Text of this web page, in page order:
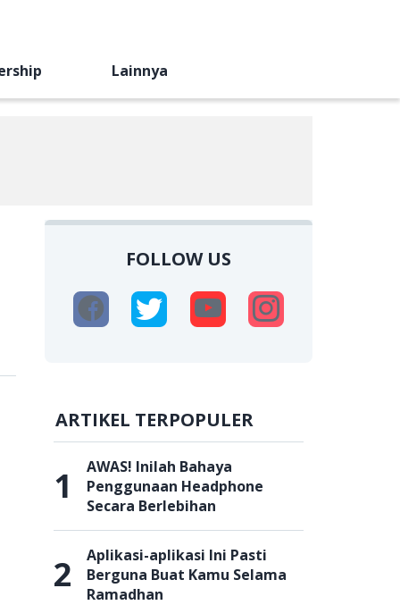
Lainnya
FOLLOW US
ARTIKEL TERPOPULER
1
AWAS! Inilah Bahaya
Penggunaan Headphone
Secara Berlebihan
2
Aplikasi-aplikasi Ini Pasti
Berguna Buat Kamu Selama
Ramadhan